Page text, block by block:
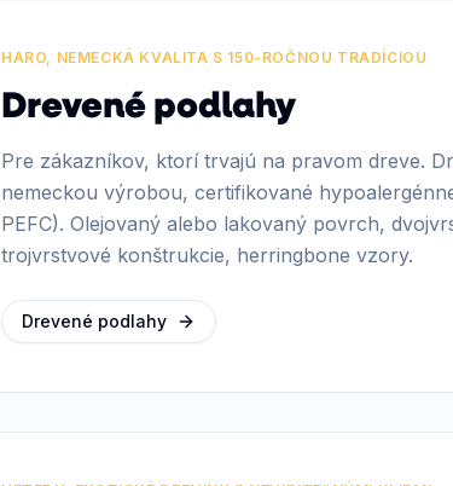
HARO, NEMECKÁ KVALITA S 150-ROČNOU TRADÍCIOU
Drevené podlahy
Pre zákazníkov, ktorí trvajú na pravom dreve.
nemeckou výrobou, certifikované
PEFC). Olejovaný alebo lakovaný povrch,
trojvrstvové konštrukcie, herringbone vzory.
Drevené podlahy